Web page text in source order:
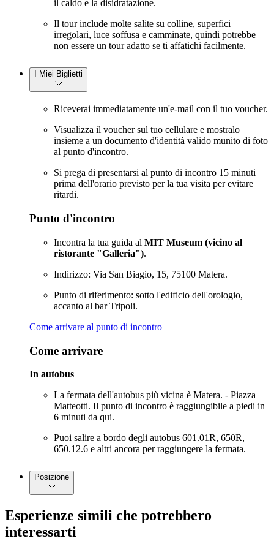
il caldo e la disidratazione.
Il tour include molte salite su colline, superfici
irregolari, luce soffusa e camminate, quindi potrebbe
non essere un tour adatto se ti affatichi facilmente.
I Miei Biglietti
Riceverai immediatamente un'e-mail con il tuo voucher.
Visualizza il voucher sul tuo cellulare e mostralo
insieme a un documento d'identità valido munito di foto
al punto d'incontro.
Si prega di presentarsi al punto di incontro 15 minuti
prima dell'orario previsto per la tua visita per evitare
ritardi.
Punto d'incontro
Incontra la tua guida al MIT Museum (vicino al
ristorante "Galleria").
Indirizzo: Via San Biagio, 15, 75100 Matera.
Punto di riferimento: sotto l'edificio dell'orologio,
accanto al bar Tripoli.
Come arrivare al punto di incontro
Come arrivare
In autobus
La fermata dell'autobus più vicina è Matera. - Piazza
Matteotti. Il punto di incontro è raggiungibile a piedi in
6 minuti da qui.
Puoi salire a bordo degli autobus 601.01R, 650R,
650.12.6 e altri ancora per raggiungere la fermata.
Posizione
Esperienze simili che potrebbero
interessarti